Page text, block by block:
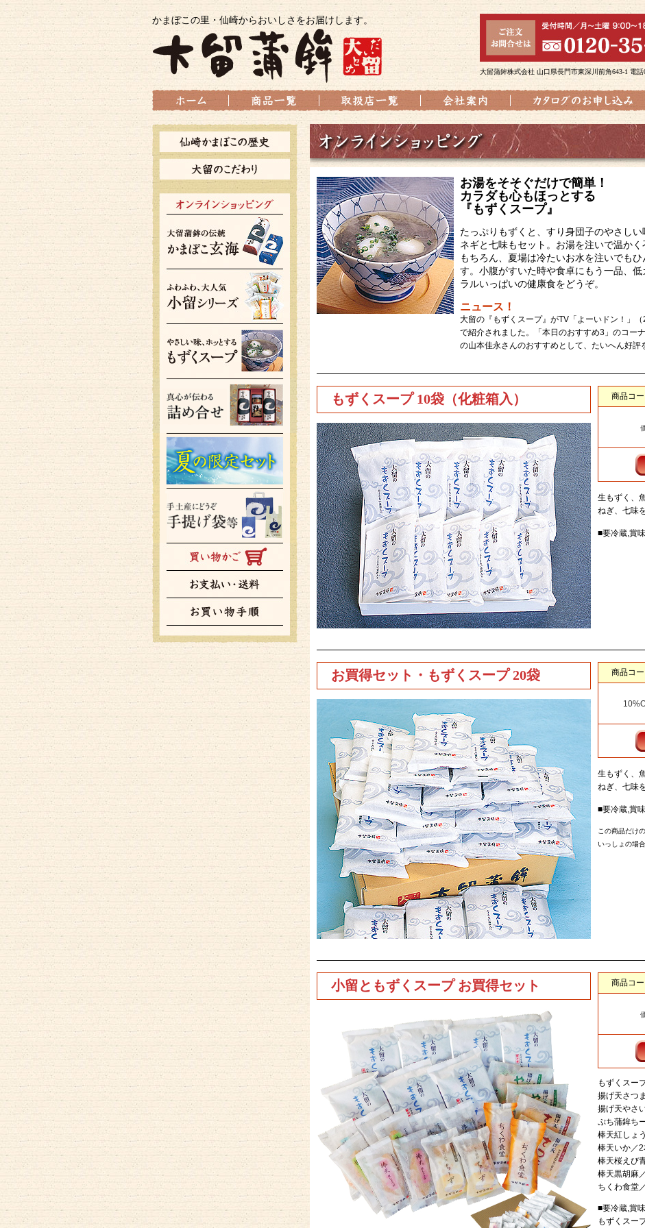
かまぼこの里・仙崎からおいしさをお届けします。
大留蒲鉾株式会社 山口県長門市東深川前角643-1 電話
お湯をそそぐだけで簡単！
カラダも心もほっとする
『もずくスープ』
たっぷりもずくと、すり身団子のやさし
ネギと七味もセット。お湯を注いで温か
もちろん、夏場は冷たいお水を注いでも
す。小腹がすいた時や食卓にもう一品、
ラルいっぱいの健康食をどうぞ。
ニュース！
大留の『もずくスープ』がTV「よーいドン！」
で紹介されました。「本日のおすすめ3」のコー
の山本佳永さんのおすすめとして、たいへん好評
もずくスープ 10袋（化粧箱入） 商品コ
生もずく、
ねぎ、七味
■要冷蔵,賞
お買得セット・もずくスープ 20袋 商品コ
生もずく、
ねぎ、七味
■要冷蔵,賞
この商品だけ
いっしょの場
小留ともずくスープ お買得セット 商品コ
もずくスー
揚げ天さつ
揚げ天やさ
ぷち蒲鉾ち
棒天紅しょ
棒天いか／
棒天桜えび
棒天黒胡麻
ちくわ食堂
■要冷蔵,賞
もずくスー